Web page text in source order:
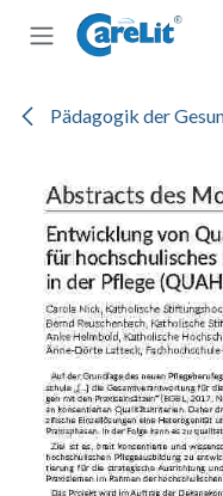
Zum Inhalt springen
Pädagogik der